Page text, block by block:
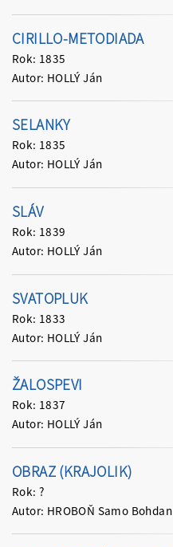
CIRILLO-METODIADA
Rok: 1835
Autor: HOLLÝ Ján
SELANKY
Rok: 1835
Autor: HOLLÝ Ján
SLÁV
Rok: 1839
Autor: HOLLÝ Ján
SVATOPLUK
Rok: 1833
Autor: HOLLÝ Ján
ŽALOSPEVI
Rok: 1837
Autor: HOLLÝ Ján
OBRAZ (KRAJOLIK)
Rok: ?
Autor: HROBOŇ Samo Bohdan